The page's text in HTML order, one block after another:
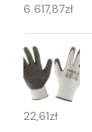
6 617,87zł
22,61zł